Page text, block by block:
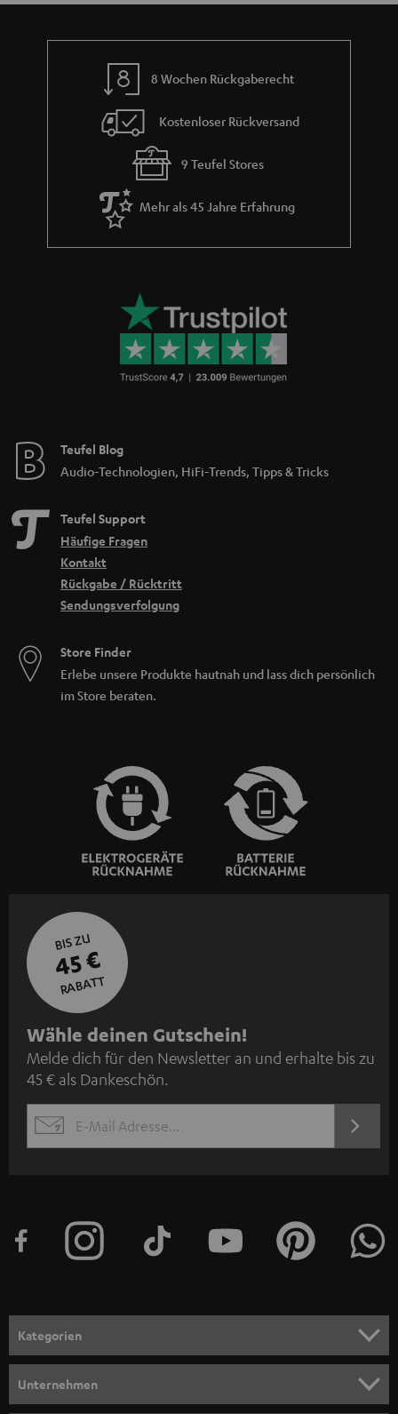
8 Wochen Rückgaberecht
Kostenloser Rückversand
9 Teufel Stores
Mehr als 45 Jahre Erfahrung
Teufel Blog
Audio-Technologien, HiFi-Trends, Tipps & Tricks
Teufel Support
Häufige Fragen
Kontakt
Rückgabe / Rücktritt
Sendungsverfolgung
Store Finder
Erlebe unsere Produkte hautnah und lass dich persönlich
im Store beraten.
BIS ZU
45 €
RABATT
N
e
w
s
l
e
n
m
e
l
Wähle deinen Gutschein!
Melde dich für den Newsletter an und erhalte bis zu
45 € als Dankeschön.
EMAIL
JETZT
Kategorien
Unternehmen